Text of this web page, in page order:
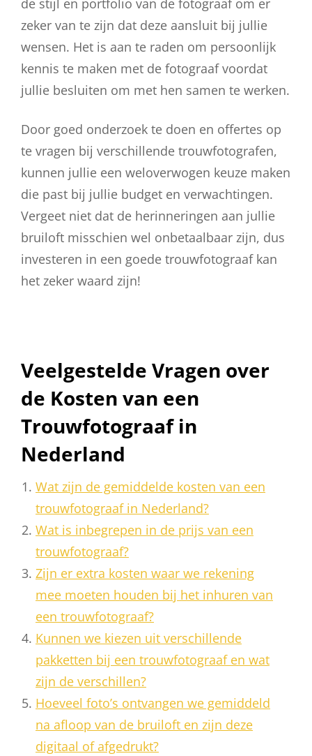
zeker van te zijn dat deze aansluit bij jullie
wensen. Het is aan te raden om persoonlijk
kennis te maken met de fotograaf voordat
jullie besluiten om met hen samen te werken.
Door goed onderzoek te doen en offertes op
te vragen bij verschillende trouwfotografen,
kunnen jullie een weloverwogen keuze maken
die past bij jullie budget en verwachtingen.
Vergeet niet dat de herinneringen aan jullie
bruiloft misschien wel onbetaalbaar zijn, dus
investeren in een goede trouwfotograaf kan
het zeker waard zijn!
Veelgestelde Vragen over
de Kosten van een
Trouwfotograaf in
Nederland
Wat zijn de gemiddelde kosten van een
trouwfotograaf in Nederland?
Wat is inbegrepen in de prijs van een
trouwfotograaf?
Zijn er extra kosten waar we rekening
mee moeten houden bij het inhuren van
een trouwfotograaf?
Kunnen we kiezen uit verschillende
pakketten bij een trouwfotograaf en wat
zijn de verschillen?
Hoeveel foto’s ontvangen we gemiddeld
na afloop van de bruiloft en zijn deze
digitaal of afgedrukt?